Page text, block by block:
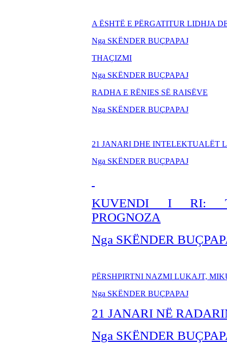
A ËSHTË E PËRGATITUR LIDHJA
Nga SKËNDER BUÇPAPAJ
THAÇIZMI
Nga SKËNDER BUÇPAPAJ
RADHA E RËNIES SË RAISËVE
Nga SKËNDER BUÇPAPAJ
21 JANARI DHE INTELEKTUALËT
Nga SKËNDER BUÇPAPAJ
KUVENDI I RI:
PROGNOZA
Nga SKËNDER BU
PËRSHPIRTNI NAZMI LUKAJT,
Nga SKËNDER BUÇPAPAJ
21 JANARI NË
Nga SKËNDER BU